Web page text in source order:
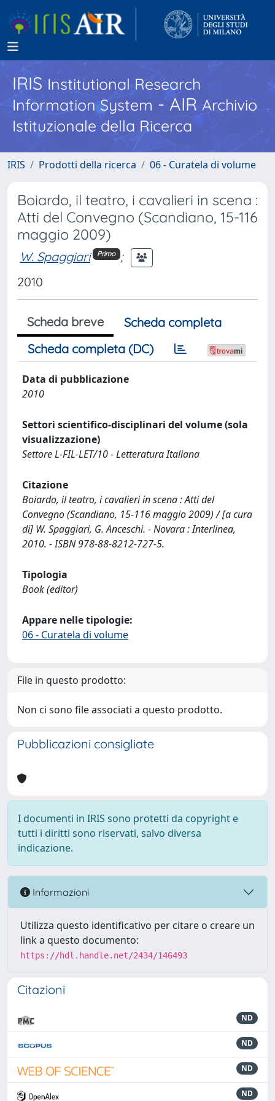
IRISInstitutional Research
Information System - AIR Archivio
Istituzionale della Ricerca
IRIS Prodotti della ricerca 06 - Curatela di volume
Boiardo, il teatro, i cavalieri in scena :
Atti del Convegno (Scandiano, 15-116
maggio 2009)
W. Spaggiari Primo ;
2010
Scheda breve
Scheda completa
Scheda completa (DC)
Data di pubblicazione
2010
Settori scientifico-disciplinari del volume (sola
visualizzazione)
Settore L-FIL-LET/10 - Letteratura Italiana
Citazione
Boiardo, il teatro, i cavalieri in scena : Atti del
Convegno (Scandiano, 15-116 maggio 2009) / [a cura
di] W. Spaggiari, G. Anceschi. - Novara : Interlinea,
2010. - ISBN 978-88-8212-727-5.
Tipologia
Book (editor)
Appare nelle tipologie:
06 - Curatela di volume
File in questo prodotto:
Non ci sono file associati a questo prodotto.
Pubblicazioni consigliate
I documenti in IRIS sono protetti da copyright e
tutti i diritti sono riservati, salvo diversa
indicazione.
Informazioni
Utilizza questo identificativo per citare o creare un
link a questo documento:
https://hdl.handle.net/2434/146493
Citazioni
ND
ND
ND
ND